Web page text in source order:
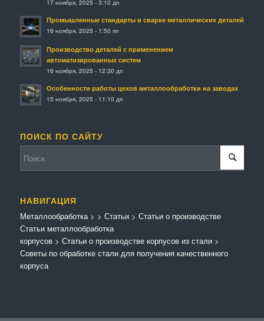
17 ноября, 2025 - 3:10 дп
Промышленные стандарты в сварке металлических деталей
16 ноября, 2025 - 1:50 пп
Производство деталей с применением
автоматизированных систем
16 ноября, 2025 - 12:30 дп
Особенности работы цехов металлообработки на заводах
15 ноября, 2025 - 11:10 дп
ПОИСК ПО САЙТУ
НАВИГАЦИЯ
Металлообработка>
Статьи металлообработка
> Статьи> Статьи о производстве
корпусов> Статьи о производстве корпусов из стали>
Советы по обработке стали для получения качественного
корпуса